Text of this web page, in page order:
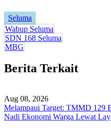
Seluma
Wabup Seluma
SDN 168 Seluma
MBG
Berita Terkait
Aug 08, 2026
Melampaui Target: TMMD 129
Nadi Ekonomi Warga Lewat